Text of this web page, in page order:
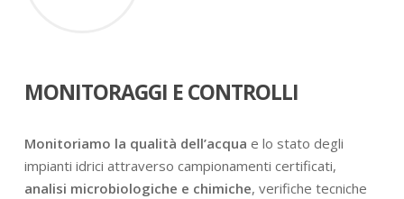
MONITORAGGI E CONTROLLI
Monitoriamo la qualità dell’acqua e lo stato degli
impianti idrici attraverso campionamenti certificati,
analisi microbiologiche e chimiche, verifiche tecniche